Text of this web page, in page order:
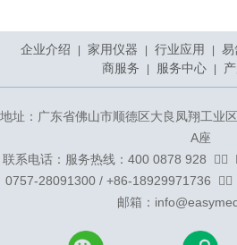
企业介绍 家用仪器 行业应用 易
商服务
服务中心
地址：广东省佛山市顺德区大良凤翔工业
A座
联系电话：服务热线：400 0878 928 ᅟᅠ
0757-28091300 / +86-18929971736 ᅟᅠ
邮箱：